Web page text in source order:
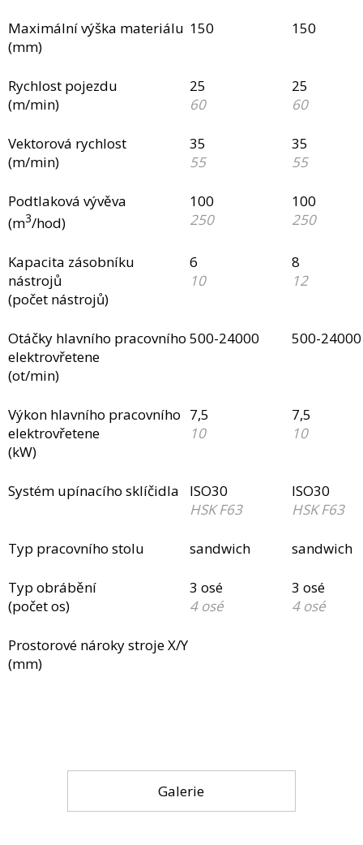
Maximální výška materiálu
(mm)
150 150
Rychlost pojezdu
(m/min)
25
60
25
60
Vektorová rychlost
(m/min)
35
55
35
55
Podtlaková vývěva
(m3/hod)
100
250
100
250
Kapacita zásobníku
nástrojů
(počet nástrojů)
6
10
8
12
Otáčky hlavního pracovního
elektrovřetene
(ot/min)
500-24000 500-24000
Výkon hlavního pracovního
elektrovřetene
(kW)
7,5
10
7,5
10
Systém upínacího sklíčidla
ISO30
HSK F63
ISO30
HSK F63
Typ pracovního stolu sandwich sandwich
Typ obrábění
(počet os)
3 osé
4 osé
3 osé
4 osé
Prostorové nároky stroje X/Y
(mm)
Galerie